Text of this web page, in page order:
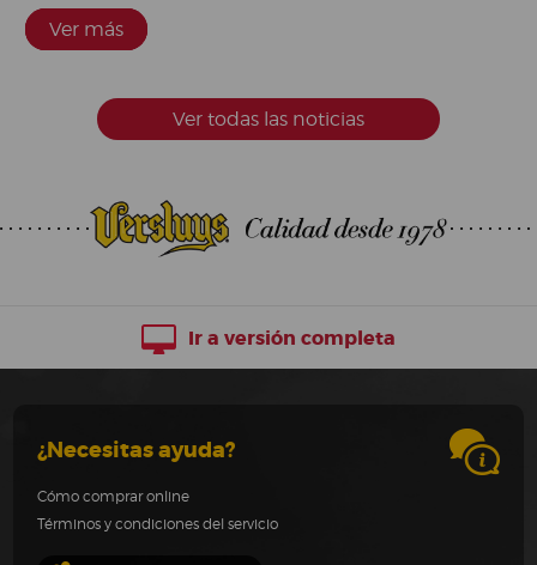
Ver más
Ver más
Ver más
Ver todas las noticias
Ir a versión completa
¿Necesitas ayuda?
Cómo comprar online
Términos y condiciones del servicio